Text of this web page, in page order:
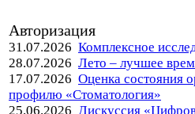
Авторизация
31.07.2026 Комплексное
28.07.2026 Лето – лучшее
17.07.2026 Оценка состояния
профилю «Стоматология»
25.06.2026 Дискуссия